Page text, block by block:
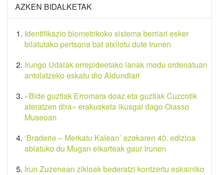
AZKEN BIDALKETAK
Identifikazio biometrikoko sistema berriari esker
bilatutako pertsona bat atxilotu dute Irunen
Irungo Udalak errepideetako lanak modu ordenatuan
antolatzeko eskatu dio Aldundiari
«Bide guztiak Erromara doaz eta guztiak Cuzcotik
ateratzen dira» erakusketa ikusgai dago Oiasso
Museoan
‘Braderie – Merkatu Kalean’ azokaren 40. edizioa
abiatuko du Mugan elkarteak gaur Irunen
Irun Zuzenean zikloak bederatzi kontzertu eskainiko